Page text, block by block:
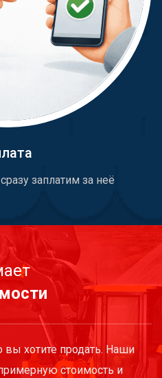
заплатим за неё
вы хотите продать. Наши
стоимость и